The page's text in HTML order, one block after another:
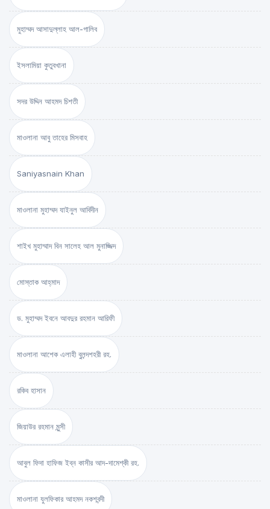
মুহাম্মদ আসাদুল্লাহ আল-গালিব
ইসলামিয়া কুতুবখানা
সদর উদ্দিন আহমদ চিশতী
মাওলানা আবু তাহের মিসবাহ
Saniyasnain Khan
মাওলানা মুহাম্মদ যাইনুল আবিদীন
শাইখ মুহাম্মাদ বিন সালেহ আল মুনাজ্জিদ
মোস্তাক আহ্‌মাদ
ড. মুহাম্মদ ইবনে আবদুর রহমান আরিফী
মাওলানা আশেক এলাহী বুলন্দশহরী রহ.
রকিব হাসান
জিয়াউর রহমান মুন্সী
আবুল ফিদা হাফিজ ইব্‌ন কাসীর আদ-দামেশ্‌কী রহ.
মাওলানা যুলফিকার আহমদ নকশবন্দী